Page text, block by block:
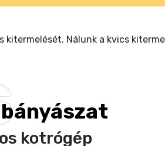
kitermelését. Nálunk a kvics
kotrógép